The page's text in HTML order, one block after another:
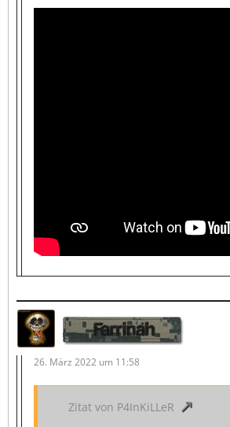
Farrinah
26. März 2022 um 11:58
Zitat von P4InKiLLeR